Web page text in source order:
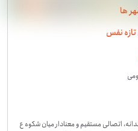
ها
نفس
اتصالی مستقیم و معنادار میان شکوه ع